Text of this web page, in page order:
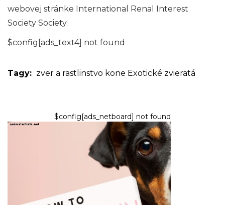
webovej stránke International Renal Interest
Society Society.
$config[ads_text4] not found
Tagy: zver a rastlinstvo kone Exotické zvieratá
$config[ads_netboard] not found